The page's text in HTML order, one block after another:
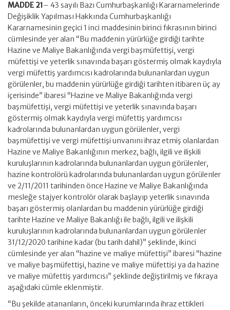
MADDE 21– 43 sayılı Bazı Cumhurbaşkanlığı Kararnamelerinde
Değişiklik Yapılması Hakkında Cumhurbaşkanlığı
Kararnamesinin geçici 1 inci maddesinin birinci fıkrasının birinci
cümlesinde yer alan “Bu maddenin yürürlüğe girdiği tarihte
Hazine ve Maliye Bakanlığında vergi başmüfettişi, vergi
müfettişi ve yeterlik sınavında başarı göstermiş olmak kaydıyla
vergi müfettiş yardımcısı kadrolarında bulunanlardan uygun
görülenler, bu maddenin yürürlüğe girdiği tarihten itibaren üç ay
içerisinde” ibaresi “Hazine ve Maliye Bakanlığında vergi
başmüfettişi, vergi müfettişi ve yeterlik sınavında başarı
göstermiş olmak kaydıyla vergi müfettiş yardımcısı
kadrolarında bulunanlardan uygun görülenler, vergi
başmüfettişi ve vergi müfettişi unvanını ihraz etmiş olanlardan
Hazine ve Maliye Bakanlığının merkez, bağlı, ilgili ve ilişkili
kuruluşlarının kadrolarında bulunanlardan uygun görülenler,
hazine kontrolörü kadrolarında bulunanlardan uygun görülenler
ve 2/11/2011 tarihinden önce Hazine ve Maliye Bakanlığında
mesleğe stajyer kontrolör olarak başlayıp yeterlik sınavında
başarı göstermiş olanlardan bu maddenin yürürlüğe girdiği
tarihte Hazine ve Maliye Bakanlığı ile bağlı, ilgili ve ilişkili
kuruluşlarının kadrolarında bulunanlardan uygun görülenler
31/12/2020 tarihine kadar (bu tarih dahil)” şeklinde, ikinci
cümlesinde yer alan “hazine ve maliye müfettişi” ibaresi “hazine
ve maliye başmüfettişi, hazine ve maliye müfettişi ya da hazine
ve maliye müfettiş yardımcısı” şeklinde değiştirilmiş ve fıkraya
aşağıdaki cümle eklenmiştir.
“Bu şekilde atananların, önceki kurumlarında ihraz ettikleri